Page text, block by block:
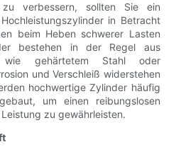
verbessern, sollten Sie ein
in Betracht
beim Heben schwerer Lasten
bestehen in der Regel aus
wie gehärtetem Stahl oder
und Verschleiß widerstehen
hochwertige Zylinder häufig
um einen reibungslosen
zu gewährleisten.